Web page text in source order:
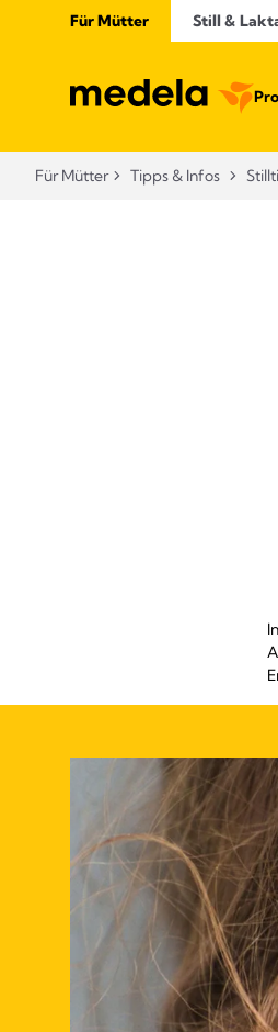
Für Mütter Still &
Für Mütter Tipps & Infos